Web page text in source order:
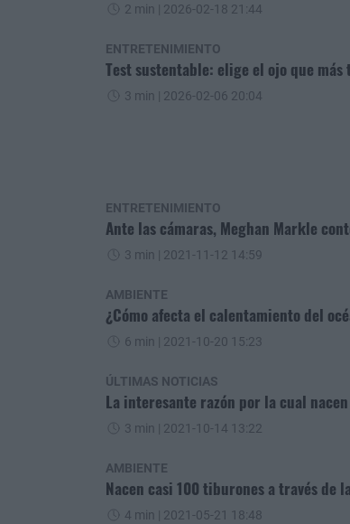
2 min | 2026-02-18 21:44
ENTRETENIMIENTO
Test sustentable: elige el ojo que
3 min | 2026-02-06 20:04
ENTRETENIMIENTO
Ante las cámaras, Meghan Markle
3 min | 2021-11-12 14:59
AMBIENTE
¿Cómo afecta el calentamiento del
6 min | 2021-10-20 15:23
ÚLTIMAS NOTICIAS
La interesante razón por la cual
3 min | 2021-10-14 13:22
AMBIENTE
Nacen casi 100 tiburones a través
4 min | 2021-05-21 18:48